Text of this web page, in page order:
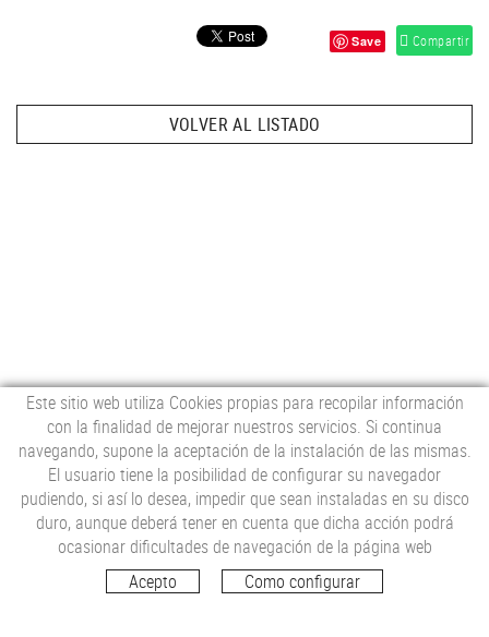
Save Compartir
VOLVER AL LISTADO
Carrer de Figueres, 1
17706 Pont de Molins, Girona
Tel. 972 52 93 58
Este sitio web utiliza Cookies propias para recopilar información
con la finalidad de mejorar nuestros servicios. Si continua
navegando, supone la aceptación de la instalación de las mismas.
El usuario tiene la posibilidad de configurar su navegador
pudiendo, si así lo desea, impedir que sean instaladas en su disco
duro, aunque deberá tener en cuenta que dicha acción podrá
ocasionar dificultades de navegación de la página web
Acepto
Como configurar